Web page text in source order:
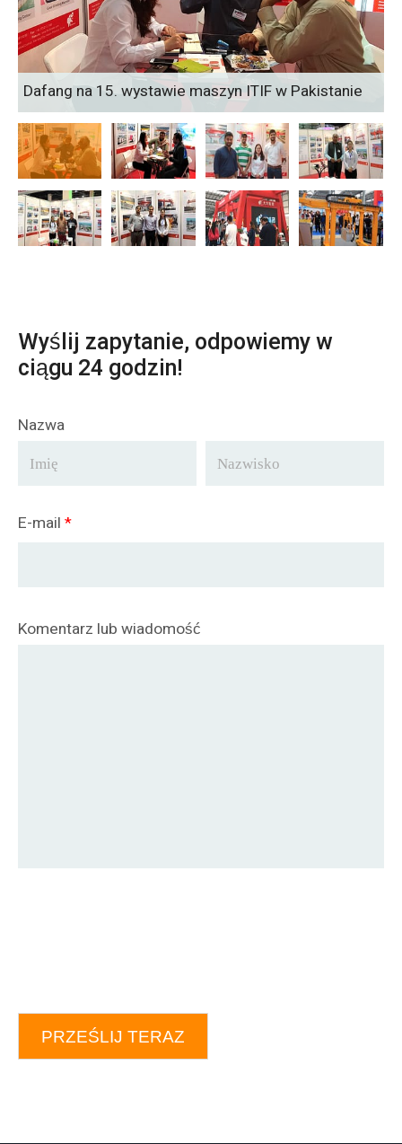
Dafang na 15. wystawie maszyn ITIF w Pakistanie
Wyślij zapytanie, odpowiemy w
ciągu 24 godzin!
Nazwa
E-mail *
Komentarz lub wiadomość
PRZEŚLIJ TERAZ